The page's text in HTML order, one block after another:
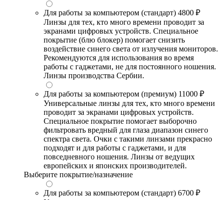
Для работы за компьютером (стандарт) 4800 ₽
Линзы для тех, кто много времени проводит за
экранами цифровых устройств. Специальное
покрытие (блю блокер) помогает снизить
воздействие синего света от излучения мониторов.
Рекомендуются для использования во время
работы с гаджетами, не для постоянного ношения.
Линзы производства Сербии.
Для работы за компьютером (премиум) 11000 ₽
Универсальные линзы для тех, кто много времени
проводит за экранами цифровых устройств.
Специальное покрытие помогает выборочно
фильтровать вредный для глаза диапазон синего
спектра света. Очки с такими линзами прекрасно
подходят и для работы с гаджетами, и для
повседневного ношения. Линзы от ведущих
европейских и японских производителей.
Выберите покрытие/назначение
Для работы за компьютером (стандарт) 6700 ₽